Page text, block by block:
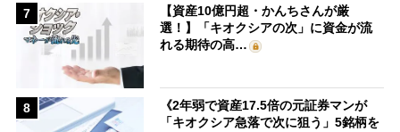
7
【資産10億円超・かんちさんが厳
選！】「キオクシアの次」に資金が流
れる期待の高…
8
《2年弱で資産17.5倍の元証券マンが
「キオクシア急落で次に狙う」5銘柄を